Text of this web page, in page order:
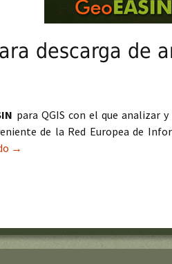
descarga de
para QGIS con el que analizar
de la Red Europea de
Plugin GeoEASIN para descarga
→